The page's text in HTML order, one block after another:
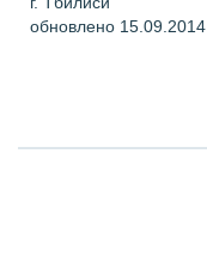
обновлено 15.09.2014